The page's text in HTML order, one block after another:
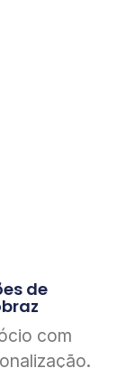
de
com